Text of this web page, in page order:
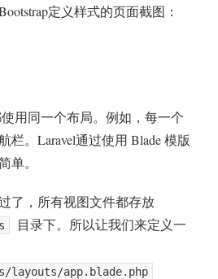
定义样式的页面截图：
用同一个布局。例如，每一个
栏。Laravel通过使用 Blade 模版
单。
了，所有视图文件都存放
目录下。所以让我们来定义一
layouts/app.blade.php